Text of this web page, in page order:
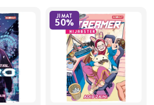
JIMAT
50%